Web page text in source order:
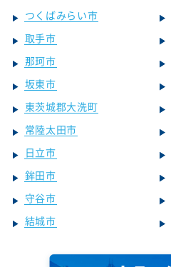
つくばみらい市
取手市
那珂市
坂東市
東茨城郡大洗町
常陸太田市
日立市
鉾田市
守谷市
結城市